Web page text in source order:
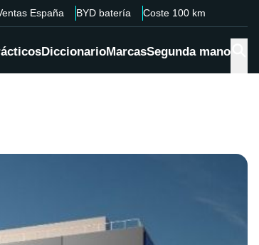
España BYD batería Coste 100 km
DiccionarioMarcasSegunda mano